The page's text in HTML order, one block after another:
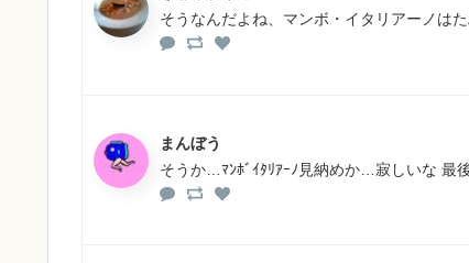
そうなんだよね、マンボ・イタリアーノは
まんぼう
そうか…ﾏﾝﾎﾞｲﾀﾘｱｰﾉ見納めか…寂しいな 最